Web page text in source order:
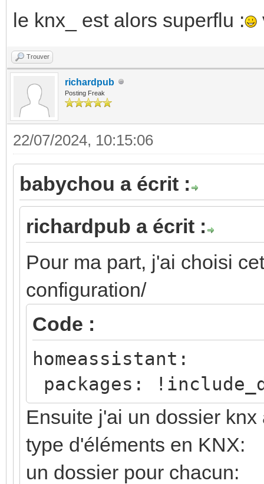
le knx_ est alors superflu :
Trouver
richardpub
Posting Freak
22/07/2024, 10:15:06
babychou a écrit :
richardpub a écrit :
Pour ma part, j'ai choisi
configuration/
Code :
homeassistant:
packages:
Ensuite j'ai un dossier
type d'éléments en KNX:
un dossier pour chacun: